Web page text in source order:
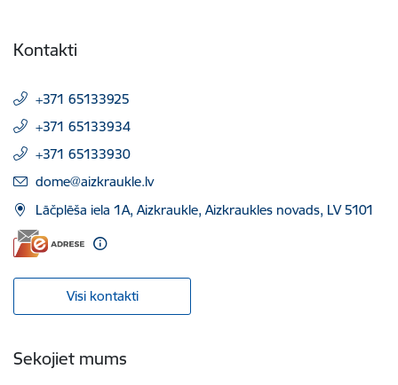
Kontakti
+371 65133925
+371 65133934
+371 65133930
E-pasts:
dome@aizkraukle.lv
Lāčplēša iela 1A, Aizkraukle, Aizkraukles novads, LV 5101
Visi kontakti
Sekojiet mums